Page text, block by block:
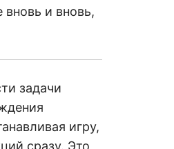
и вновь,
задачи
игру,
сразу. Это